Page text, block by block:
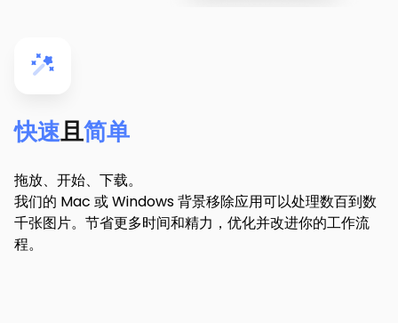
快速且简单
拖放、开始、下载。
我们的 Mac 或 Windows 背景移除应用可以处理数百到数
千张图片。节省更多时间和精力，优化并改进你的工作流
程。